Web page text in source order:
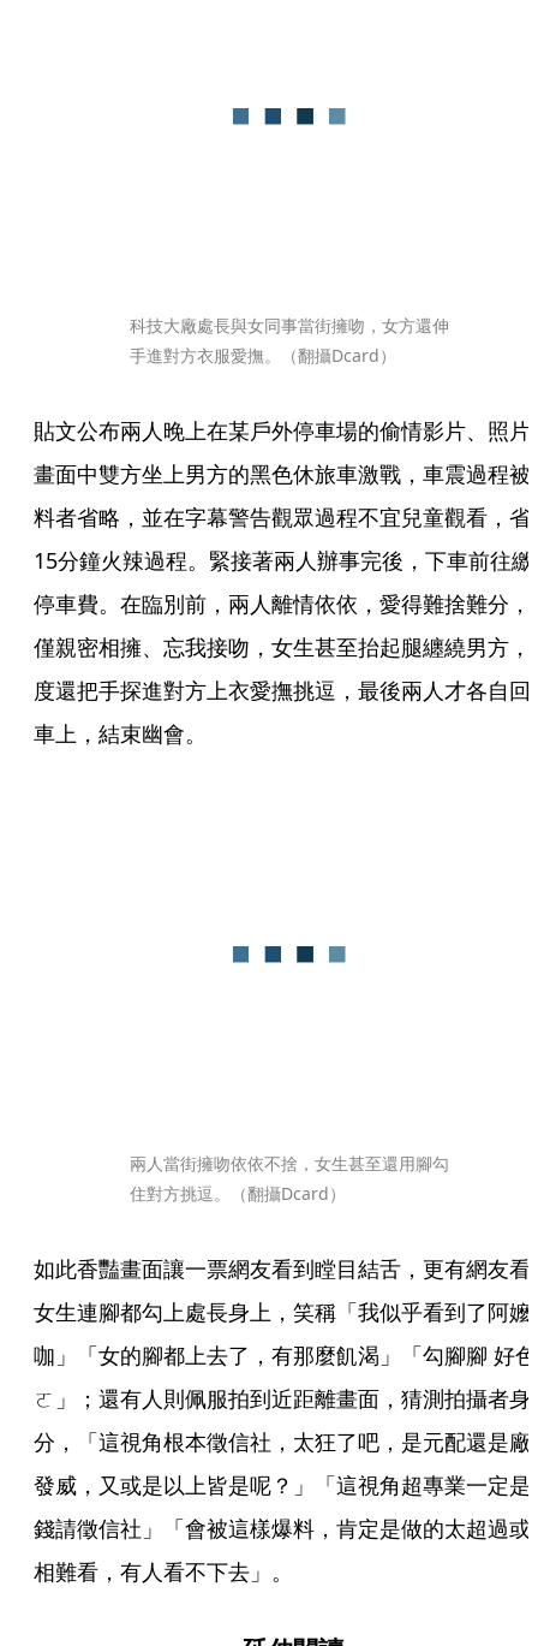
科技大廠處長與女同事當街擁吻，女方還伸
手進對方衣服愛撫。（翻攝Dcard）
貼文公布兩人晚上在某戶外停車場的偷情影片、照片
畫面中雙方坐上男方的黑色休旅車激戰，車震過程被
料者省略，並在字幕警告觀眾過程不宜兒童觀看，省
15分鐘火辣過程。緊接著兩人辦事完後，下車前往繳
停車費。在臨別前，兩人離情依依，愛得難捨難分，
僅親密相擁、忘我接吻，女生甚至抬起腿纏繞男方，
度還把手探進對方上衣愛撫挑逗，最後兩人才各自回
車上，結束幽會。
兩人當街擁吻依依不捨，女生甚至還用腳勾
住對方挑逗。（翻攝Dcard）
如此香豔畫面讓一票網友看到瞠目結舌，更有網友看
女生連腳都勾上處長身上，笑稱「我似乎看到了阿嬤
咖」「女的腳都上去了，有那麼飢渴」「勾腳腳 好色
ㄛ」；還有人則佩服拍到近距離畫面，猜測拍攝者身
分，「這視角根本徵信社，太狂了吧，是元配還是廠
發威，又或是以上皆是呢？」「這視角超專業一定是
錢請徵信社」「會被這樣爆料，肯定是做的太超過或
相難看，有人看不下去」。